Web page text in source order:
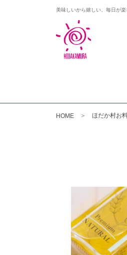
美味しいから嬉しい、毎日が
HOME ほだか村お